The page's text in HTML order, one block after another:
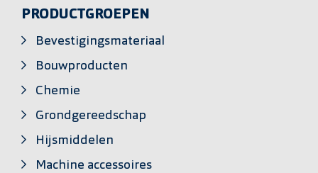
PRODUCTGROEPEN
Bevestigingsmateriaal
Bouwproducten
Chemie
Grondgereedschap
Hijsmiddelen
Machine accessoires